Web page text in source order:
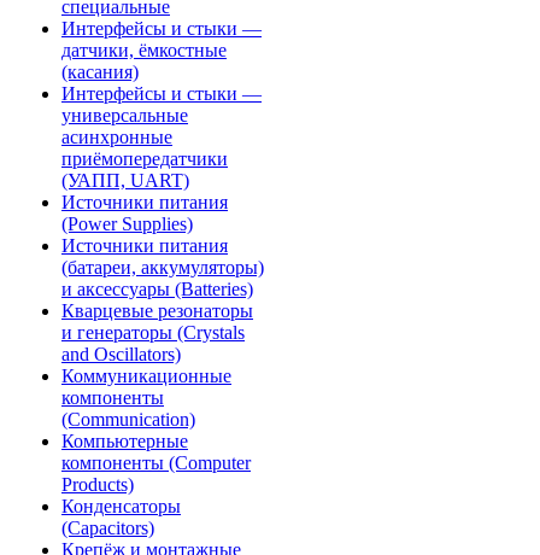
специальные
Интерфейсы и стыки —
датчики, ёмкостные
(касания)
Интерфейсы и стыки —
универсальные
асинхронные
приёмопередатчики
(УАПП, UART)
Источники питания
(Power Supplies)
Источники питания
(батареи, аккумуляторы)
и аксессуары (Batteries)
Кварцевые резонаторы
и генераторы (Crystals
and Oscillators)
Коммуникационные
компоненты
(Communication)
Компьютерные
компоненты (Computer
Products)
Конденсаторы
(Capacitors)
Крепёж и монтажные